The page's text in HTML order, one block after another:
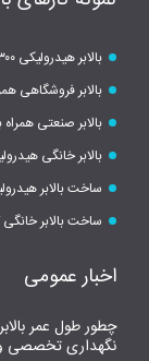
بالابر هیدرولیکی ۳۰۰ کیلوگرم در پارک علم و فناوری گرمدره کرج
بالابر فروشگاهی
بالابر صنعتی
بالابر خانگی
ساخت بالابر
ساخت بالابر خانگی
اخبار عمومی
چطور طول عمر
نگهداری تخصصی